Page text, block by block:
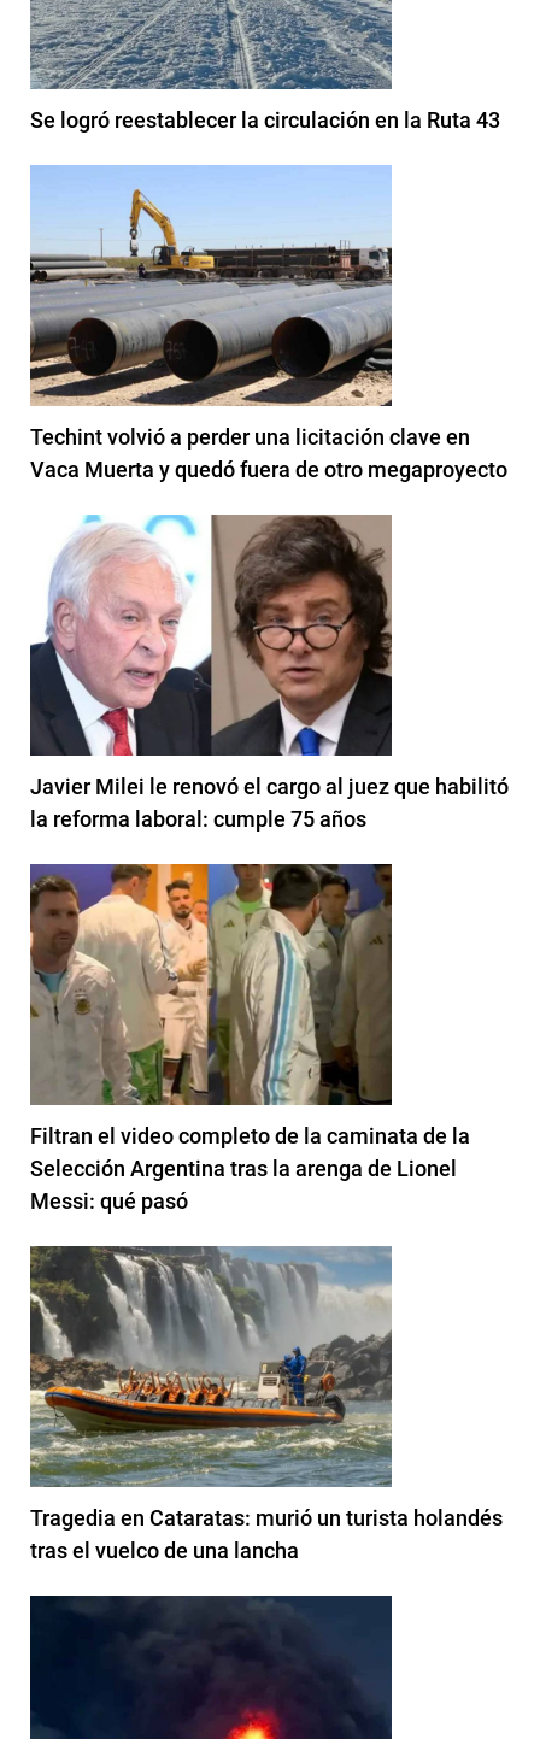
Se logró reestablecer la circulación en la Ruta 43
Techint volvió a perder una licitación clave en
Vaca Muerta y quedó fuera de otro megaproyecto
Javier Milei le renovó el cargo al juez que habilitó
la reforma laboral: cumple 75 años
Filtran el video completo de la caminata de la
Selección Argentina tras la arenga de Lionel
Messi: qué pasó
Tragedia en Cataratas: murió un turista holandés
tras el vuelco de una lancha